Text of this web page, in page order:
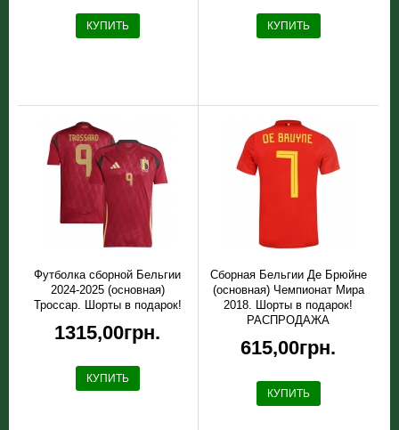
КУПИТЬ КУПИТЬ
Футболка сборной Бельгии
2024-2025 (основная)
Троссар. Шорты в подарок!
1315,00грн.
КУПИТЬ
Сборная Бельгии Де Брюйне
(основная) Чемпионат Мира
2018. Шорты в подарок!
РАСПРОДАЖА
615,00грн.
КУПИТЬ